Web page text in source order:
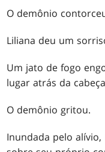
O demônio
Liliana deu um
Um jato de fogo
lugar atrás da
O demônio gritou.
Inundada pelo